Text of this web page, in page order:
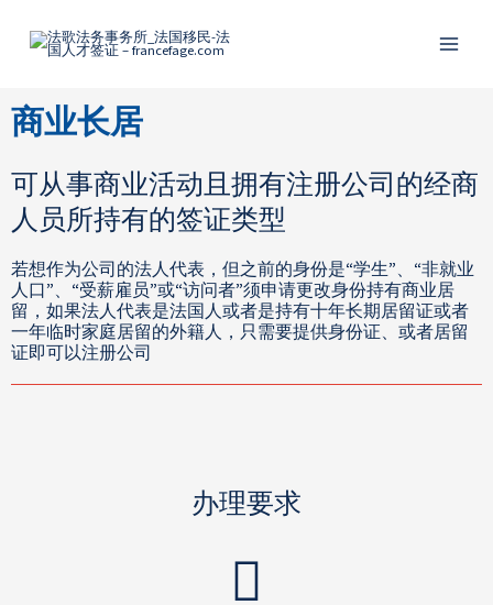
Menu
商业长居
可从事商业活动且拥有注册公司的经商
人员所持有的签证类型
若想作为公司的法人代表，但之前的身份是“学生”、“非就业
人口”、“受薪雇员”或“访问者”须申请更改身份持有商业居
留，如果法人代表是法国人或者是持有十年长期居留证或者
一年临时家庭居留的外籍人，只需要提供身份证、或者居留
证即可以注册公司
办理要求